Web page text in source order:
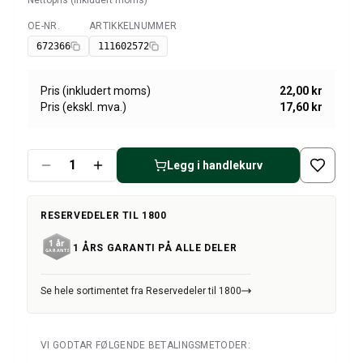
Amazon dekk/felg/navkapsler
Reservedeler til 1800
1800 Bremsesystem
Volvo 1800 Karosseri
1800 Kjølesystem
1800 Forvogn
1800 Kraftoverføring/Bakaksel
Varme/Friskluftsanlegg 1800 (1961–73)
1800 Dekk/Felg
1800 Øvrig
Volvo 140/164 karosseri
140/164 Elsystem
Tilgjengelig
OE-NR.
672366
ARTIKKELNUMMER
111602572
Pris (inkludert moms)
22,00 kr
Pris (ekskl. mva.)
17,60 kr
Legg i handlekurv
RESERVEDELER TIL 1800
1 ÅRS GARANTI PÅ ALLE DELER
Se hele sortimentet fra Reservedeler til 1800
VI GODTAR FØLGENDE BETALINGSMETODER: